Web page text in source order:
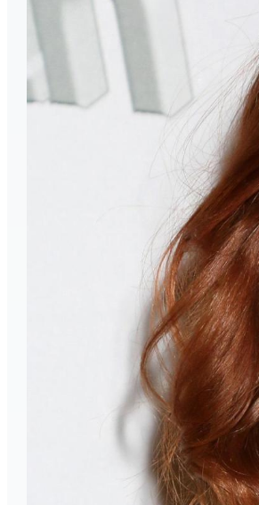
Images Éditoriales
Événements Éditoriaux